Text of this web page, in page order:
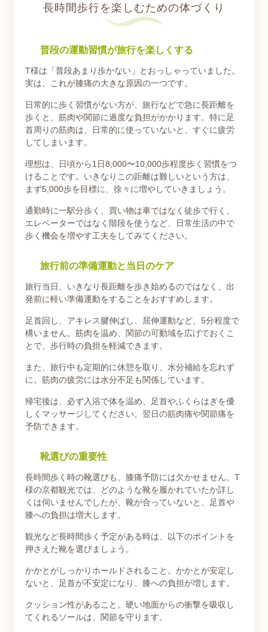
長時間歩行を楽しむための体づくり
普段の運動習慣が旅行を楽しくする
T様は「普段あまり歩かない」とおっしゃっていました。
実は、これが膝痛の大きな原因の一つです。
日常的に歩く習慣がない方が、旅行などで急に長距離を
歩くと、筋肉や関節に過度な負担がかかります。特に足
首周りの筋肉は、日常的に使っていないと、すぐに疲労
してしまいます。
理想は、日頃から1日8,000〜10,000歩程度歩く習慣をつ
けることです。いきなりこの距離は難しいという方は、
まず5,000歩を目標に、徐々に増やしていきましょう。
通勤時に一駅分歩く、買い物は車ではなく徒歩で行く、
エレベーターではなく階段を使うなど、日常生活の中で
歩く機会を増やす工夫をしてみてください。
旅行前の準備運動と当日のケア
旅行当日、いきなり長距離を歩き始めるのではなく、出
発前に軽い準備運動をすることをおすすめします。
足首回し、アキレス腱伸ばし、屈伸運動など、5分程度で
構いません。筋肉を温め、関節の可動域を広げておくこ
とで、歩行時の負担を軽減できます。
また、旅行中も定期的に休憩を取り、水分補給を忘れず
に。筋肉の疲労には水分不足も関係しています。
帰宅後は、必ず入浴で体を温め、足首やふくらはぎを優
しくマッサージしてください。翌日の筋肉痛や関節痛を
予防できます。
靴選びの重要性
長時間歩く時の靴選びも、膝痛予防には欠かせません。T
様の京都観光では、どのような靴を履かれていたか詳し
くは伺いませんでしたが、靴が合っていないと、足首や
膝への負担は増大します。
観光など長時間歩く予定がある時は、以下のポイントを
押さえた靴を選びましょう。
かかとがしっかりホールドされること。かかとが安定し
ないと、足首が不安定になり、膝への負担が増します。
クッション性があること。硬い地面からの衝撃を吸収し
てくれるソールは、関節を守ります。